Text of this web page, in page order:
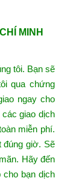
MINH
tôi. Bạn sẽ
qua chứng
ngay cho
giao dịch
miễn phí.
đúng giờ. Sẽ
Hãy đến
bạn dịch